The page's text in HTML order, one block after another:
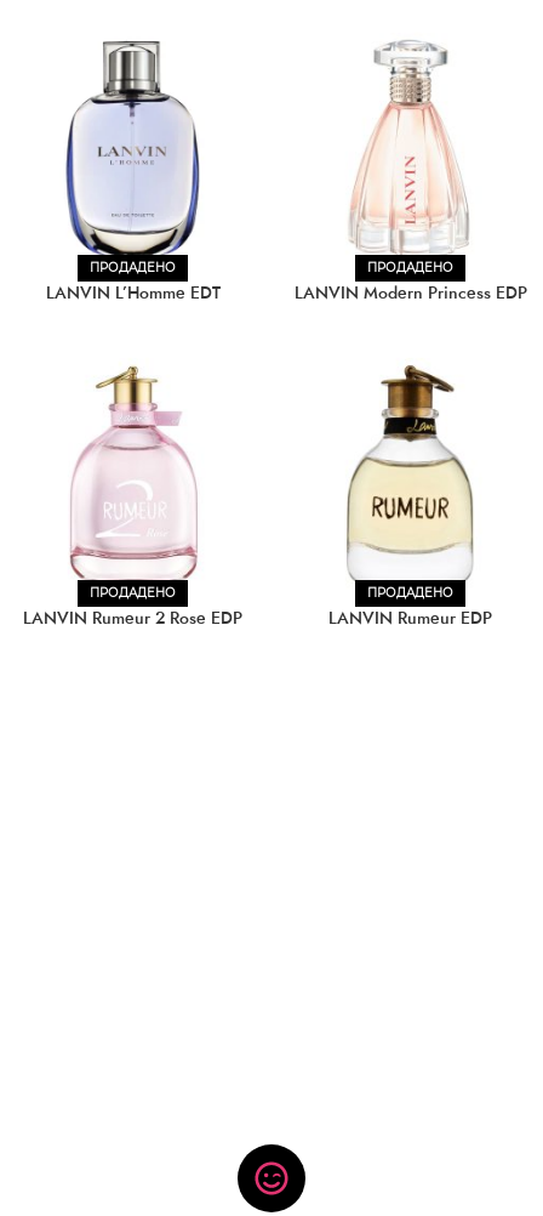
ПРОДАДЕНО
LANVIN L’Homme EDT
ПРОДАДЕНО
LANVIN Modern Princess EDP
ПРОДАДЕНО
LANVIN Rumeur 2 Rose EDP
ПРОДАДЕНО
LANVIN Rumeur EDP